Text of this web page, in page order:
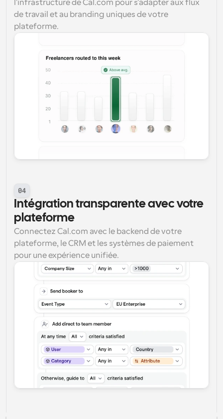
l'infrastructure de Cal.com pour s'adapter aux flux
de travail et au branding uniques de votre
plateforme.
04
Intégration transparente avec votre
plateforme
Connectez Cal.com avec le backend de votre
plateforme, le CRM et les systèmes de paiement
pour une expérience unifiée.